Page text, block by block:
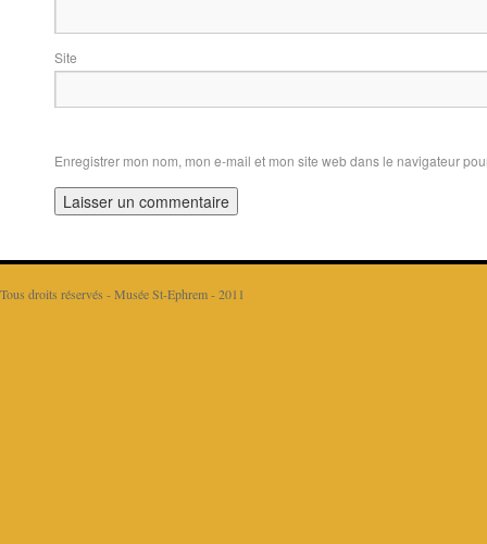
Enregistrer mon nom, mon e-mail et mon site web dans le navigateur
Tous droits réservés - Musée St-Ephrem - 2011